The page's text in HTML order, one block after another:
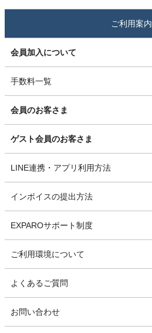
ご利用案内
会員加入について
手数料一覧
会員のお客さま
ゲスト会員のお客さま
LINE連携・アプリ利用方法
インボイスの提出方法
EXPAROサポート制度
ご利用環境について
よくあるご質問
お問い合わせ